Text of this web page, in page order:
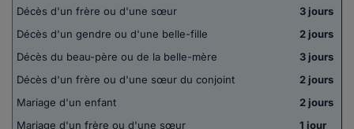
Décès d'un frère ou d'une sœur
3 jours
Décès d'un gendre ou d'une belle-fille
2 jours
Décès du beau-père ou de la belle-mère
3 jours
Décès d'un frère ou d'une sœur du conjoint
2 jours
Mariage d'un enfant
2 jours
Mariage d'un frère ou d'une sœur
1 jour